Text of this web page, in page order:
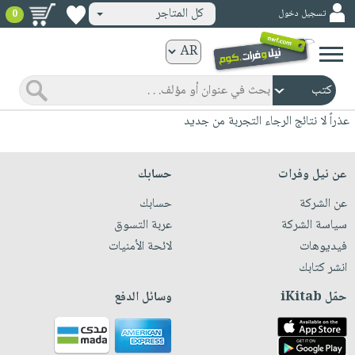
ورقية
المواضيع
صدر
مبيعاً
جوائز
شحن
مخفض
عروض
خاصة
صفحات
مشوقة
كتب
الصفحة
الرئيسية
صدر
حديثاً
الأكثر
مبيعاً
مجانية
كتب
صوتية
الصفحة
الرئيسية
masmu3
بلا
حدود
أطفال
وناشئة
الصفحةوسائل
تسجيل دخول كل المتاجر 0
عذراً لا نتائج الرجاء التجربة من جديد
عن نيل وفرات
عن الشركة
سياسة الشركة
فيديوهات
انشر كتابك
حسابك
حسابك
عربة التسوق
لائحة الأمنيات
حمّل iKitab وسائل الدفع